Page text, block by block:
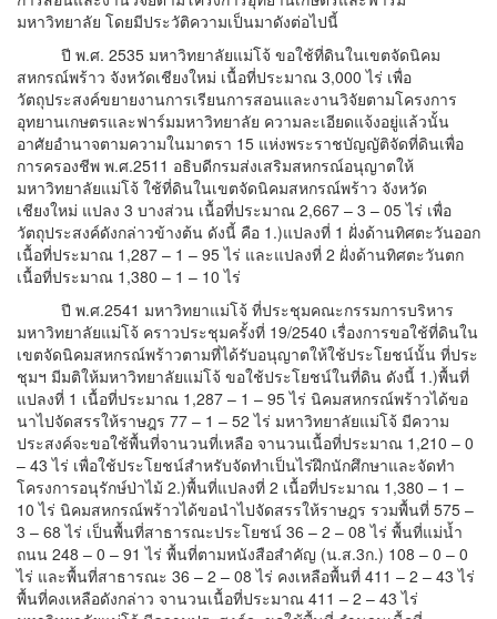
มหาวิทยาลัย โดยมีประวัติความเป็นมาดังต่อไปนี้
ปี พ.ศ. 2535 มหาวิทยาลัยแม่โจ้ ขอใช้ที่ดินในเขตจัดนิคม
สหกรณ์พร้าว จังหวัดเชียงใหม่ เนื้อที่ประมาณ 3,000 ไร่ เพื่อ
วัตถุประสงค์ขยายงานการเรียนการสอนและงานวิจัยตามโครงการ
อุทยานเกษตรและฟาร์มมหาวิทยาลัย ความละเอียดแจ้งอยู่แล้วนั้น
อาศัยอำนาจตามความในมาตรา 15 แห่งพระราชบัญญัติจัดที่ดินเพื่อ
การครองชีพ พ.ศ.2511 อธิบดีกรมส่งเสริมสหกรณ์อนุญาตให้
มหาวิทยาลัยแม่โจ้ ใช้ที่ดินในเขตจัดนิคมสหกรณ์พร้าว จังหวัด
เชียงใหม่ แปลง 3 บางส่วน เนื้อที่ประมาณ 2,667 – 3 – 05 ไร่ เพื่อ
วัตถุประสงค์ดังกล่าวข้างต้น ดังนี้ คือ 1.)แปลงที่ 1 ฝั่งด้านทิศตะวันออก
เนื้อที่ประมาณ 1 ,287 – 1 – 95 ไร่ และแปลงที่ 2 ฝั่งด้านทิศตะวันตก
เนื้อที่ประมาณ 1 ,380 – 1 – 10 ไร่
ปี พ.ศ.2541 มหาวิทยาแม่โจ้ ที่ประชุมคณะกรรมการบริหาร
มหาวิทยาลัยแม่โจ้ คราวประชุมครั้งที่ 19/2540 เรื่องการขอใช้ที่ดินใน
เขตจัดนิคมสหกรณ์พร้าวตามที่ได้รับอนุญาตให้ใช้ประโยชน์นั้น ที่ประ
ชุมฯ มีมติให้มหาวิทยาลัยแม่โจ้ ขอใช้ประโยชน์ในที่ดิน ดังนี้ 1.)พื้นที่
แปลงที่ 1 เนื้อที่ประมาณ 1,287 – 1 – 95 ไร่ นิคมสหกรณ์พร้าวได้ขอ
นาไปจัดสรรให้ราษฎร 77 – 1 – 52 ไร่ มหาวิทยาลัยแม่โจ้ มีความ
ประสงค์จะขอใช้พื้นที่จานวนที่เหลือ จานวนเนื้อที่ประมาณ 1,210 – 0
– 43 ไร่ เพื่อใช้ประโยชน์สำหรับจัดทำเป็นไร่ฝึกนักศึกษาและจัดทำ
โครงการอนุรักษ์ป่าไม้ 2.)พื้นที่แปลงที่ 2 เนื้อที่ประมาณ 1,380 – 1 –
10 ไร่ นิคมสหกรณ์พร้าวได้ขอนำไปจัดสรรให้ราษฎร รวมพื้นที่ 575 –
3 – 68 ไร่ เป็นพื้นที่สาธารณะประโยชน์ 36 – 2 – 08 ไร่ พื้นที่แม่น้ำ
ถนน 248 – 0 – 91 ไร่ พื้นที่ตามหนังสือสำคัญ (น.ส.3ก.) 108 – 0 – 0
ไร่ และพื้นที่สาธารณะ 36 – 2 – 08 ไร่ คงเหลือพื้นที่ 411 – 2 – 43 ไร่
พื้นที่คงเหลือดังกล่าว จานวนเนื้อที่ประมาณ 411 – 2 – 43 ไร่